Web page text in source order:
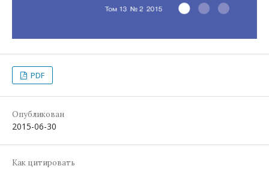
PDF
Опубликован
2015-06-30
Как цитировать